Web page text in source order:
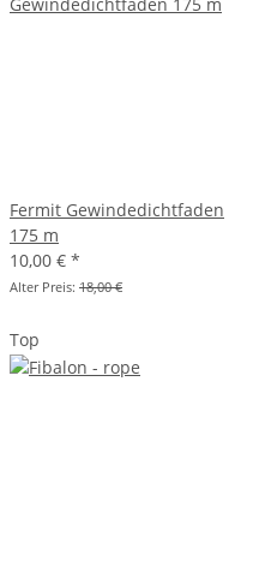
Fermit Gewindedichtfaden
175 m
10,00 € *
Alter Preis: 18,00 €
Top